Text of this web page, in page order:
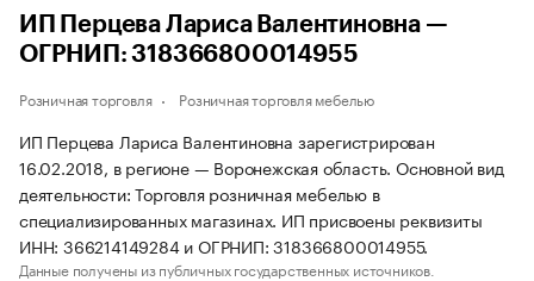
ИП Перцева Лариса Валентиновна —
ОГРНИП: 318366800014955
Розничная торговля Розничная торговля мебелью
ИП Перцева Лариса Валентиновна зарегистрирован
16.02.2018, в регионе — Воронежская область. Основной вид
деятельности: Торговля розничная мебелью в
специализированных магазинах. ИП присвоены реквизиты
ИНН: 366214149284 и ОГРНИП: 318366800014955.
Данные получены из публичных государственных источников.